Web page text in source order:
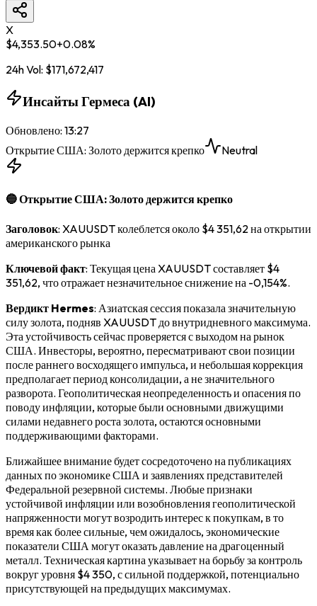
X
$4,353.50+0.08%
24h Vol: $171,672,417
Инсайты Гермеса (AI)
Обновлено: 13:27
Открытие США: Золото держится крепко
Neutral
🔵 Открытие США: Золото держится крепко
Заголовок: XAUUSDT колеблется около $4 351,62 на открытии
американского рынка
Ключевой факт: Текущая цена XAUUSDT составляет $4
351,62, что отражает незначительное снижение на -0,154%.
Вердикт Hermes: Азиатская сессия показала значительную
силу золота, подняв XAUUSDT до внутридневного максимума.
Эта устойчивость сейчас проверяется с выходом на рынок
США. Инвесторы, вероятно, пересматривают свои позиции
после раннего восходящего импульса, и небольшая коррекция
предполагает период консолидации, а не значительного
разворота. Геополитическая неопределенность и опасения по
поводу инфляции, которые были основными движущими
силами недавнего роста золота, остаются основными
поддерживающими факторами.
Ближайшее внимание будет сосредоточено на публикациях
данных по экономике США и заявлениях представителей
Федеральной резервной системы. Любые признаки
устойчивой инфляции или возобновления геополитической
напряженности могут возродить интерес к покупкам, в то
время как более сильные, чем ожидалось, экономические
показатели США могут оказать давление на драгоценный
металл. Техническая картина указывает на борьбу за контроль
вокруг уровня $4 350, с сильной поддержкой, потенциально
присутствующей на предыдущих максимумах.